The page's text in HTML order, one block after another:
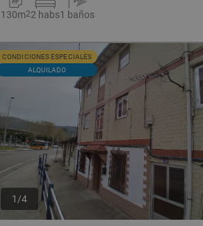
130m22 habs1 baños
1 /4
CONDICIONES ESPECIALES
ALQUILADO